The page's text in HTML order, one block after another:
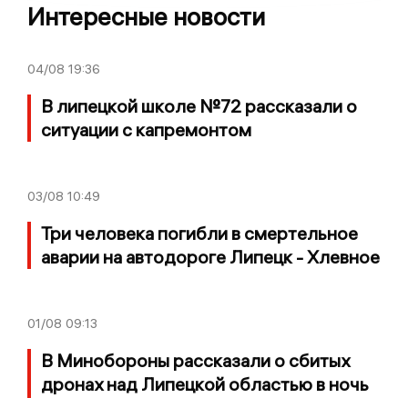
Интересные новости
04/08 19:36
В липецкой школе №72 рассказали о
ситуации с капремонтом
03/08 10:49
Три человека погибли в смертельное
аварии на автодороге Липецк - Хлевное
01/08 09:13
В Минобороны рассказали о сбитых
дронах над Липецкой областью в ночь